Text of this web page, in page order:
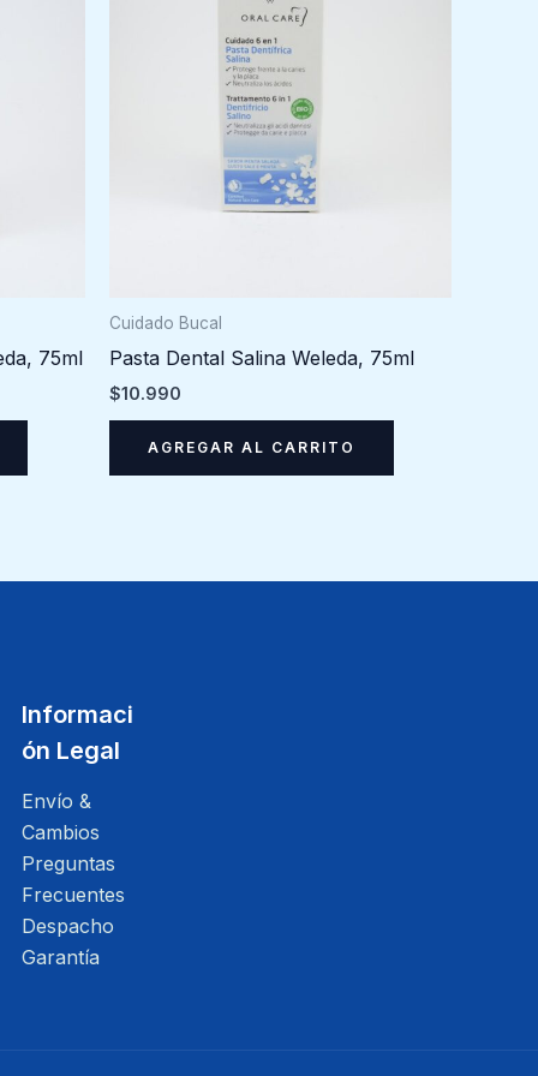
75ml
Cuidado Bucal
Pasta Dental Salina Weleda, 75ml
$10.990
AGREGAR AL CARRITO
Informaci
ón Legal
Envío &
Cambios
Preguntas
Frecuentes
Despacho
Garantía